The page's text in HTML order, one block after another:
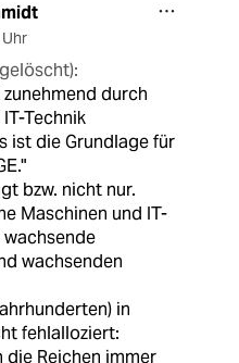
durch
Technik
ist die Grundlage für
bzw. nicht nur.
Maschinen und IT-
wachsenden
in
fehlalloziert:
die Reichen immer